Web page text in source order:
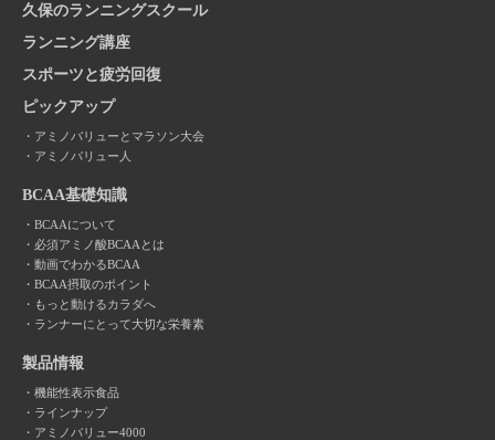
久保のランニングスクール
ランニング講座
スポーツと疲労回復
ピックアップ
アミノバリューとマラソン大会
アミノバリュー人
BCAA基礎知識
BCAAについて
必須アミノ酸BCAAとは
動画でわかるBCAA
BCAA摂取のポイント
もっと動けるカラダへ
ランナーにとって大切な栄養素
製品情報
機能性表示食品
ラインナップ
アミノバリュー4000